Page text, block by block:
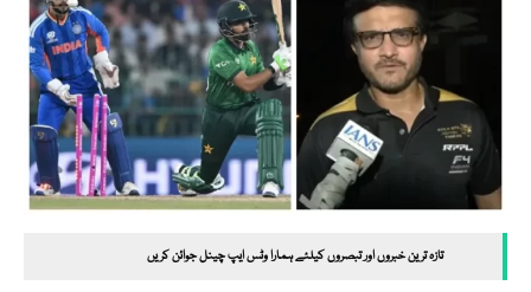
تازہ ترین خبروں اور تبصروں کیلئے ہمارا وٹس ایپ چینل جوائن کریں